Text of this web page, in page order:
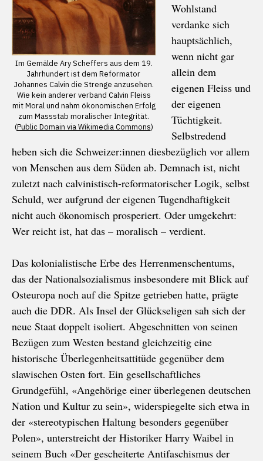
Im Gemälde Ary Scheffers aus dem 19.
Jahrhundert ist dem Reformator
Johannes Calvin die Strenge anzusehen.
Wie kein anderer verband Calvin Fleiss
mit Moral und nahm ökonomischen Erfolg
zum Massstab moralischer Integrität.
(Public Domain via Wikimedia Commons)
Wohlstand
verdanke sich
hauptsächlich,
wenn nicht gar
allein dem
eigenen Fleiss und
der eigenen
Tüchtigkeit.
Selbstredend
heben sich die Schweizer:innen diesbezüglich vor allem
von Menschen aus dem Süden ab. Demnach ist, nicht
zuletzt nach calvinistisch-reformatorischer Logik, selbst
Schuld, wer aufgrund der eigenen Tugendhaftigkeit
nicht auch ökonomisch prosperiert. Oder umgekehrt:
Wer reicht ist, hat das – moralisch – verdient.
Das kolonialistische Erbe des Herrenmenschentums,
das der Nationalsozialismus insbesondere mit Blick auf
Osteuropa noch auf die Spitze getrieben hatte, prägte
auch die DDR. Als Insel der Glückseligen sah sich der
neue Staat doppelt isoliert. Abgeschnitten von seinen
Bezügen zum Westen bestand gleichzeitig eine
historische Überlegenheitsattitüde gegenüber dem
slawischen Osten fort. Ein gesellschaftliches
Grundgefühl, «Angehörige einer überlegenen deutschen
Nation und Kultur zu sein», widerspiegelte sich etwa in
der «stereotypischen Haltung besonders gegenüber
Polen», unterstreicht der Historiker Harry Waibel in
seinem Buch «Der gescheiterte Antifaschismus der